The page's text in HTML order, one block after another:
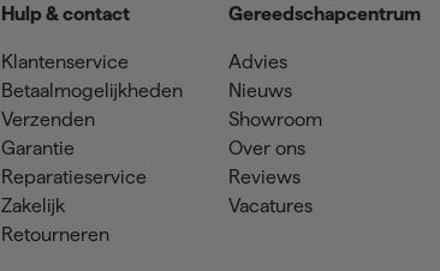
Hulp & contact
Klantenservice
Betaalmogelijkheden
Verzenden
Garantie
Reparatieservice
Zakelijk
Retourneren
Gereedschapcentrum
Advies
Nieuws
Showroom
Over ons
Reviews
Vacatures